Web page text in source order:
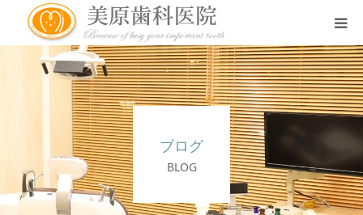
ブログ
BLOG
医院のコンセプト
診療案内
治療案内
アクセス